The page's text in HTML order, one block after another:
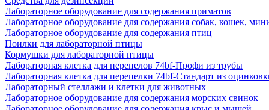
Лабораторное оборудование для содержания приматов
Лабораторное оборудование для содержания собак, кошек,
Лабораторное оборудование для содержания птиц
Поилки для лабораторной птицы
Кормушки для лабораторной птицы
Лабораторная клетка для перепелов 74bf-Профи из трубы
Лабораторная клетка для перепелки 74bf-Стандарт из
Лабораторный стеллажи и клетки для животных
Лабораторное оборудование для содержания морских свинок